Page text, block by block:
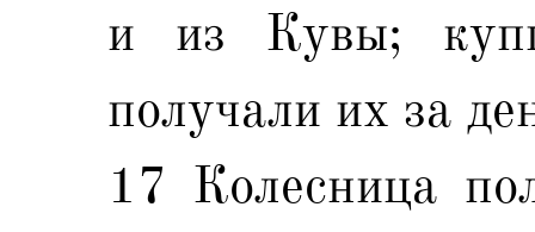
и из Кувы;
получали их за
17 Колесница